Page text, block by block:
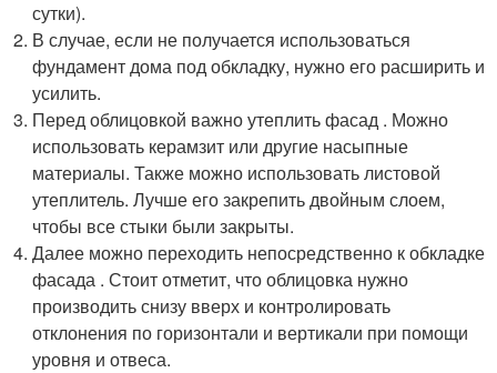
сутки).
В случае, если не получается использоваться
фундамент дома под обкладку, нужно его расширить и
усилить.
Перед облицовкой важно утеплить фасад . Можно
использовать керамзит или другие насыпные
материалы. Также можно использовать листовой
утеплитель. Лучше его закрепить двойным слоем,
чтобы все стыки были закрыты.
Далее можно переходить непосредственно к обкладке
фасада . Стоит отметит, что облицовка нужно
производить снизу вверх и контролировать
отклонения по горизонтали и вертикали при помощи
уровня и отвеса.